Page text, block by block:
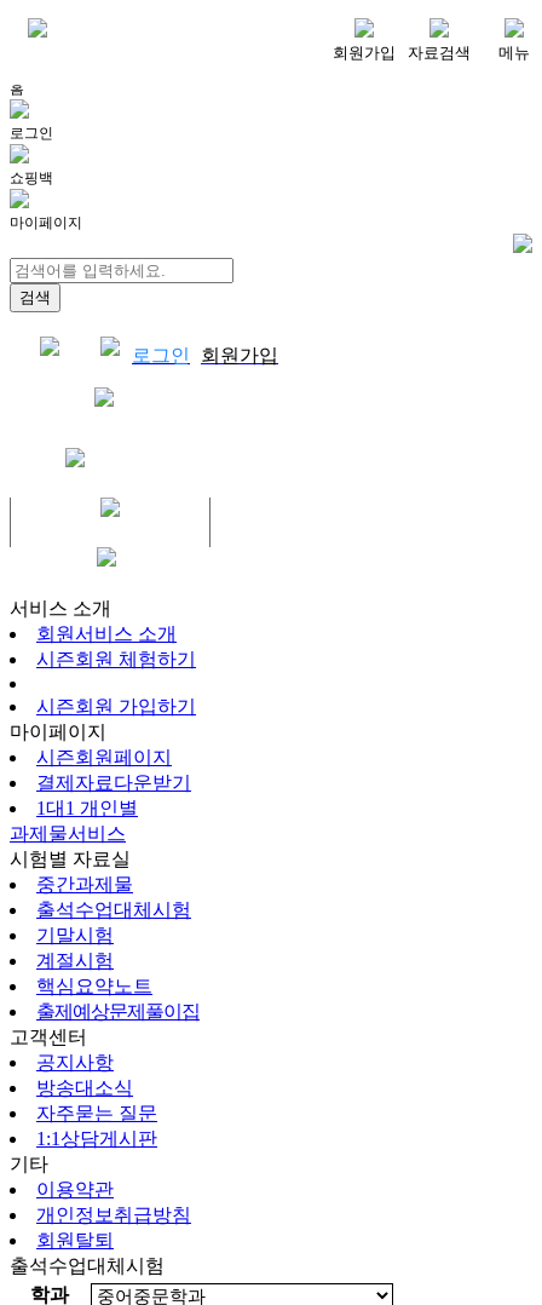
회원가입 자료검색 메뉴
홈
로그인
쇼핑백
마이페이지
로그인 회원가입
서비스 소개
회원서비스 소개
시즌회원 체험하기
시즌회원 가입하기
마이페이지
시즌회원페이지
결제자료다운받기
1대1 개인별
과제물서비스
시험별 자료실
중간과제물
출석수업대체시험
기말시험
계절시험
핵심요약노트
출제예상문제풀이집
고객센터
공지사항
방송대소식
자주묻는 질문
1:1상담게시판
기타
이용약관
개인정보취급방침
회원탈퇴
출석수업대체시험
학과